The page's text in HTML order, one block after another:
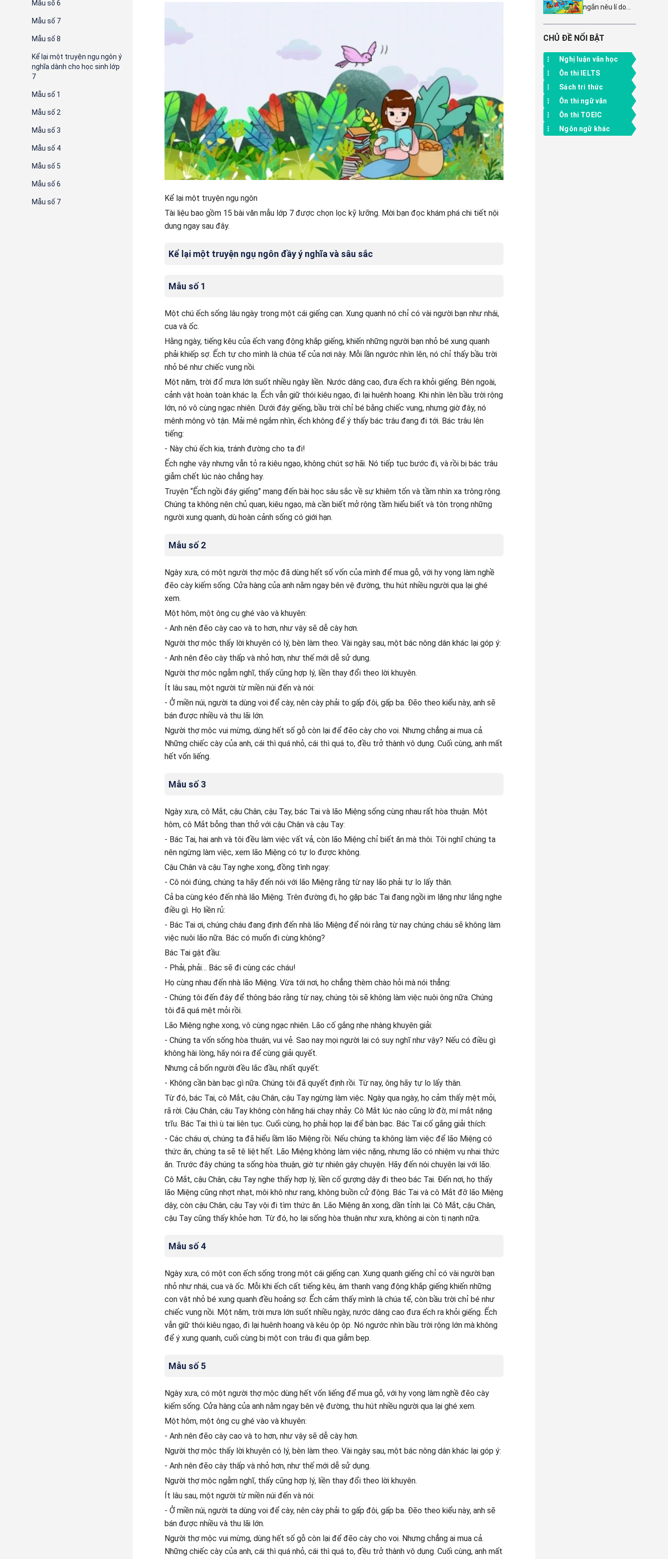
Mẫu số 6
Mẫu số 7
Mẫu số 8
Kể lại một truyện ngụ ngôn ý
nghĩa dành cho học sinh lớp
7
Mẫu số 1
Mẫu số 2
Mẫu số 3
Mẫu số 4
Mẫu số 5
Mẫu số 6
Mẫu số 7
Kể lại một truyện ngụ ngôn
Tài liệu bao gồm 15 bài văn mẫu lớp 7 được chọn lọc kỹ lưỡng. Mời bạn đọc khám phá chi tiết nội
dung ngay sau đây.
Kể lại một truyện ngụ ngôn đầy ý nghĩa và sâu sắc
Mẫu số 1
Một chú ếch sống lâu ngày trong một cái giếng cạn. Xung quanh nó chỉ có vài người bạn như nhái,
cua và ốc.
Hằng ngày, tiếng kêu của ếch vang động khắp giếng, khiến những người bạn nhỏ bé xung quanh
phải khiếp sợ. Ếch tự cho mình là chúa tể của nơi này. Mỗi lần ngước nhìn lên, nó chỉ thấy bầu trời
nhỏ bé như chiếc vung nồi.
Một năm, trời đổ mưa lớn suốt nhiều ngày liền. Nước dâng cao, đưa ếch ra khỏi giếng. Bên ngoài,
cảnh vật hoàn toàn khác lạ. Ếch vẫn giữ thói kiêu ngạo, đi lại huênh hoang. Khi nhìn lên bầu trời rộng
lớn, nó vô cùng ngạc nhiên. Dưới đáy giếng, bầu trời chỉ bé bằng chiếc vung, nhưng giờ đây, nó
mênh mông vô tận. Mải mê ngắm nhìn, ếch không để ý thấy bác trâu đang đi tới. Bác trâu lên
tiếng:
- Này chú ếch kia, tránh đường cho ta đi!
Ếch nghe vậy nhưng vẫn tỏ ra kiêu ngạo, không chút sợ hãi. Nó tiếp tục bước đi, và rồi bị bác trâu
giẫm chết lúc nào chẳng hay.
Truyện “Ếch ngồi đáy giếng” mang đến bài học sâu sắc về sự khiêm tốn và tầm nhìn xa trông rộng.
Chúng ta không nên chủ quan, kiêu ngạo, mà cần biết mở rộng tầm hiểu biết và tôn trọng những
người xung quanh, dù hoàn cảnh sống có giới hạn.
Mẫu số 2
Ngày xưa, có một người thợ mộc đã dùng hết số vốn của mình để mua gỗ, với hy vọng làm nghề
đẽo cày kiếm sống. Cửa hàng của anh nằm ngay bên vệ đường, thu hút nhiều người qua lại ghé
xem.
Một hôm, một ông cụ ghé vào và khuyên:
- Anh nên đẽo cày cao và to hơn, như vậy sẽ dễ cày hơn.
Người thợ mộc thấy lời khuyên có lý, bèn làm theo. Vài ngày sau, một bác nông dân khác lại góp ý:
- Anh nên đẽo cày thấp và nhỏ hơn, như thế mới dễ sử dụng.
Người thợ mộc ngẫm nghĩ, thấy cũng hợp lý, liền thay đổi theo lời khuyên.
Ít lâu sau, một người từ miền núi đến và nói:
- Ở miền núi, người ta dùng voi để cày, nên cày phải to gấp đôi, gấp ba. Đẽo theo kiểu này, anh sẽ
bán được nhiều và thu lãi lớn.
Người thợ mộc vui mừng, dùng hết số gỗ còn lại để đẽo cày cho voi. Nhưng chẳng ai mua cả.
Những chiếc cày của anh, cái thì quá nhỏ, cái thì quá to, đều trở thành vô dụng. Cuối cùng, anh mất
hết vốn liếng.
Mẫu số 3
Ngày xưa, cô Mắt, cậu Chân, cậu Tay, bác Tai và lão Miệng sống cùng nhau rất hòa thuận. Một
hôm, cô Mắt bỗng than thở với cậu Chân và cậu Tay:
- Bác Tai, hai anh và tôi đều làm việc vất vả, còn lão Miệng chỉ biết ăn mà thôi. Tôi nghĩ chúng ta
nên ngừng làm việc, xem lão Miệng có tự lo được không.
Cậu Chân và cậu Tay nghe xong, đồng tình ngay:
- Cô nói đúng, chúng ta hãy đến nói với lão Miệng rằng từ nay lão phải tự lo lấy thân.
Cả ba cùng kéo đến nhà lão Miệng. Trên đường đi, họ gặp bác Tai đang ngồi im lặng như lắng nghe
điều gì. Họ liền rủ:
- Bác Tai ơi, chúng cháu đang định đến nhà lão Miệng để nói rằng từ nay chúng cháu sẽ không làm
việc nuôi lão nữa. Bác có muốn đi cùng không?
Bác Tai gật đầu:
- Phải, phải… Bác sẽ đi cùng các cháu!
Họ cùng nhau đến nhà lão Miệng. Vừa tới nơi, họ chẳng thèm chào hỏi mà nói thẳng:
- Chúng tôi đến đây để thông báo rằng từ nay, chúng tôi sẽ không làm việc nuôi ông nữa. Chúng
tôi đã quá mệt mỏi rồi.
Lão Miệng nghe xong, vô cùng ngạc nhiên. Lão cố gắng nhẹ nhàng khuyên giải:
- Chúng ta vốn sống hòa thuận, vui vẻ. Sao nay mọi người lại có suy nghĩ như vậy? Nếu có điều gì
không hài lòng, hãy nói ra để cùng giải quyết.
Nhưng cả bốn người đều lắc đầu, nhất quyết:
- Không cần bàn bạc gì nữa. Chúng tôi đã quyết định rồi. Từ nay, ông hãy tự lo lấy thân.
Từ đó, bác Tai, cô Mắt, cậu Chân, cậu Tay ngừng làm việc. Ngày qua ngày, họ cảm thấy mệt mỏi,
rã rời. Cậu Chân, cậu Tay không còn hăng hái chạy nhảy. Cô Mắt lúc nào cũng lờ đờ, mí mắt nặng
trĩu. Bác Tai thì ù tai liên tục. Cuối cùng, họ phải họp lại để bàn bạc. Bác Tai cố gắng giải thích:
- Các cháu ơi, chúng ta đã hiểu lầm lão Miệng rồi. Nếu chúng ta không làm việc để lão Miệng có
thức ăn, chúng ta sẽ tê liệt hết. Lão Miệng không làm việc nặng, nhưng lão có nhiệm vụ nhai thức
ăn. Trước đây chúng ta sống hòa thuận, giờ tự nhiên gây chuyện. Hãy đến nói chuyện lại với lão.
Cô Mắt, cậu Chân, cậu Tay nghe thấy hợp lý, liền cố gượng dậy đi theo bác Tai. Đến nơi, họ thấy
lão Miệng cũng nhợt nhạt, môi khô như rang, không buồn cử động. Bác Tai và cô Mắt đỡ lão Miệng
dậy, còn cậu Chân, cậu Tay vội đi tìm thức ăn. Lão Miệng ăn xong, dần tỉnh lại. Cô Mắt, cậu Chân,
cậu Tay cũng thấy khỏe hơn. Từ đó, họ lại sống hòa thuận như xưa, không ai còn tị nạnh nữa.
Mẫu số 4
Ngày xưa, có một con ếch sống trong một cái giếng cạn. Xung quanh giếng chỉ có vài người bạn
nhỏ như nhái, cua và ốc. Mỗi khi ếch cất tiếng kêu, âm thanh vang động khắp giếng khiến những
con vật nhỏ bé xung quanh đều hoảng sợ. Ếch cảm thấy mình là chúa tể, còn bầu trời chỉ bé như
chiếc vung nồi. Một năm, trời mưa lớn suốt nhiều ngày, nước dâng cao đưa ếch ra khỏi giếng. Ếch
vẫn giữ thói kiêu ngạo, đi lại huênh hoang và kêu ộp ộp. Nó ngước nhìn bầu trời rộng lớn mà không
để ý xung quanh, cuối cùng bị một con trâu đi qua giẫm bẹp.
Mẫu số 5
Ngày xưa, có một người thợ mộc dùng hết vốn liếng để mua gỗ, với hy vọng làm nghề đẽo cày
kiếm sống. Cửa hàng của anh nằm ngay bên vệ đường, thu hút nhiều người qua lại ghé xem.
Một hôm, một ông cụ ghé vào và khuyên:
- Anh nên đẽo cày cao và to hơn, như vậy sẽ dễ cày hơn.
Người thợ mộc thấy lời khuyên có lý, bèn làm theo. Vài ngày sau, một bác nông dân khác lại góp ý:
- Anh nên đẽo cày thấp và nhỏ hơn, như thế mới dễ sử dụng.
Người thợ mộc ngẫm nghĩ, thấy cũng hợp lý, liền thay đổi theo lời khuyên.
Ít lâu sau, một người từ miền núi đến và nói:
- Ở miền núi, người ta dùng voi để cày, nên cày phải to gấp đôi, gấp ba. Đẽo theo kiểu này, anh sẽ
bán được nhiều và thu lãi lớn.
Người thợ mộc vui mừng, dùng hết số gỗ còn lại để đẽo cày cho voi. Nhưng chẳng ai mua cả.
Những chiếc cày của anh, cái thì quá nhỏ, cái thì quá to, đều trở thành vô dụng. Cuối cùng, anh mất
F)
học tập của em
Tiếng Việt 4
ngắn nêu lí do
một bài đọc đã
học trong
Bốn - Văn mẫu
Chân trời sáng
tạo
CHỦ ĐỀ NỔI BẬT
Nghị luận văn học
Ôn thi IELTS
Sách tri thức
Ôn thi ngữ văn
Ôn thi TOEIC
Ngôn ngữ khác